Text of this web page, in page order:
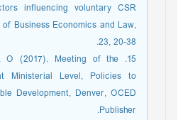
influencing voluntary CSR
of Business Economics and Law,
23, 20-38.
O (2017). Meeting of the
Ministerial Level, Policies to
Development, Denver, OCED
Publisher.